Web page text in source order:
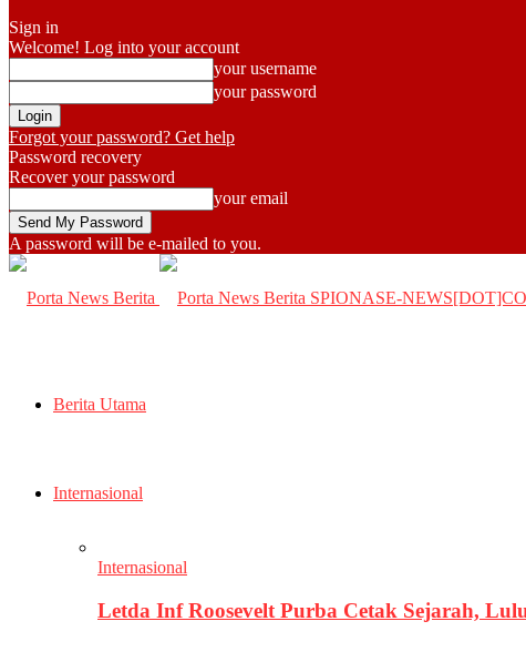
Sign in
Welcome! Log into your account
your username
your password
Forgot your password? Get help
Password recovery
Recover your password
your email
A password will be e-mailed to you.
SPIONASE-
Berita Utama
Internasional
Internasional
Letda Inf Roosevelt Purba Cetak Sejarah,